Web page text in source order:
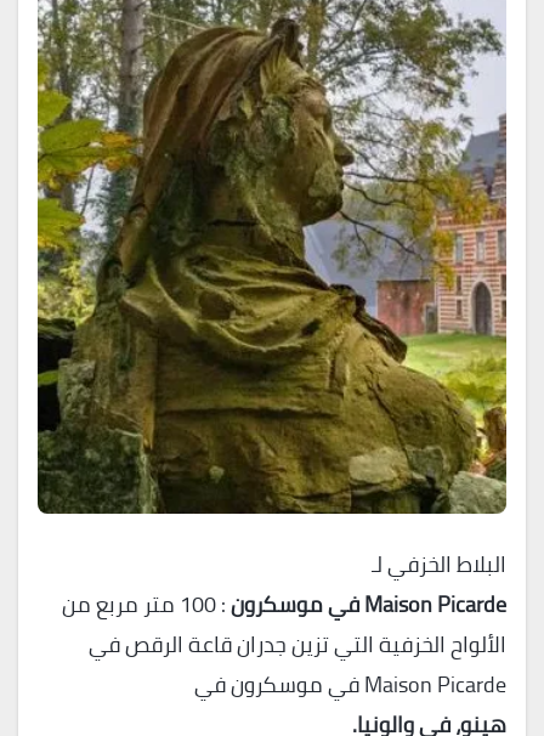
البلاط الخزفي لـ
Maison Picarde في موسكرون
: 100 متر مربع من
الألواح الخزفية التي تزين جدران قاعة الرقص في
Maison Picarde في موسكرون في
هينو، في والونيا.